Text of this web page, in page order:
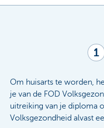
1
Om huisarts te worden,
je van de FOD
uitreiking van je diploma
Volksgezondheid alvast